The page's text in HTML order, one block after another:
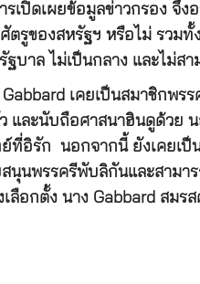
รเปิดเผยข้อมูลข่าวกรอง จึง
ตรูของสหรัฐฯ หรือไม่ รวมทั้
ฐบาล ไม่เป็นกลาง และไม่ส
เคยเป็นสมาชิกพร
และนับถือศาสนาฮินดูด้วย
ที่อิรัก นอกจากนี้ ยังเคยเป็
นุนพรรครีพับลิกันและสามาร
เลือกตั้ง นาง Gabbard สม